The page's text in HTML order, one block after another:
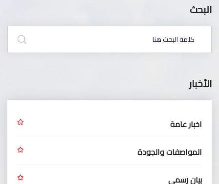
البحث
الأخبار
اخبار عامة
المواصفات والجودة
بيان رسمي